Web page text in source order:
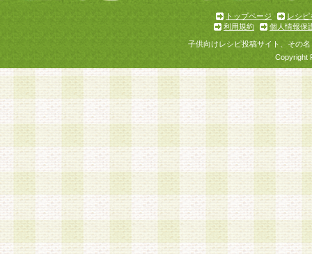
トップページ
レシピ
利用規約
個人情報保
子供向けレシピ投稿サイト、その
Copyright